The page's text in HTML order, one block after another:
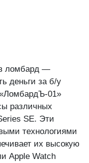
ломбард —
деньги за б/у
01»
различных
SE. Эти
технологиями
их высокую
Apple Watch